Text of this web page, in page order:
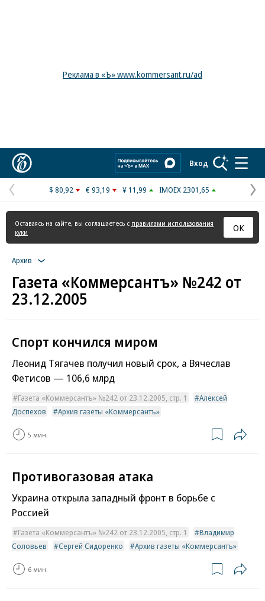
Реклама в «Ъ» www.kommersant.ru/ad
Вход
Предыдущая
страница
$ 80,92 € 93,19 ¥ 11,99 IMOEX 2301,65
Оставаясь на сайте, вы соглашаетесь с правилами использования
куки
ОК
Архив
Газета «Коммерсантъ» №242 от
23.12.2005
Спорт кончился миром
Леонид Тягачев получил новый срок, а Вячеслав
Фетисов — 106,6 млрд
Газета «Коммерсантъ» №242 от 23.12.2005, стр. 1
Алексей
Доспехов
Архив газеты «Коммерсантъ»
5 мин.
Противогазовая атака
Украина открыла западный фронт в борьбе с
Россией
Газета «Коммерсантъ» №242 от 23.12.2005, стр. 1
Владимир
Соловьев
Сергей Сидоренко Архив газеты «Коммерсантъ»
6 мин.